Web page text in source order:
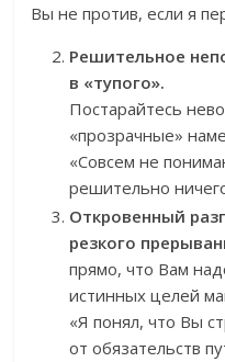
Вы не против, если я
Решительное
в «тупого».
Постарайтесь
«прозрачные»
«Совсем не
решительно
Откровенный
резкого
прямо, что Вам
истинных целей
«Я понял, что Вы
от обязательств